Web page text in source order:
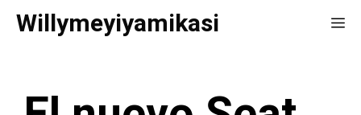
Saltar
Willymeyiyamikasi